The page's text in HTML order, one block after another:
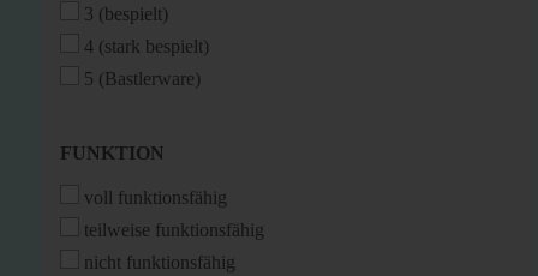
3 (bespielt)
4 (stark bespielt)
5 (Bastlerware)
FUNKTION
FUNKTION
voll funktionsfähig
teilweise funktionsfähig
nicht funktionsfähig